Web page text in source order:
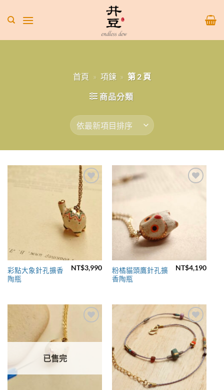
首頁 » 項鍊 » 第 2 頁
商品分類
Add to
wishlist
彩點大象針孔擴香
陶瓶
NT$3,990
粉橘貓頭鷹針孔擴
香陶瓶
NT$4,190
已售完
Add to
wishlist